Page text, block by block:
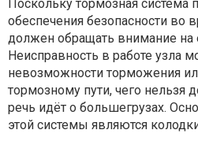
Поскольку тормозная система
обеспечения безопасности во
должен обращать внимание на
Неисправность в работе узла
невозможности торможения
тормозному пути, чего нельзя
речь идёт о большегрузах.
этой системы являются